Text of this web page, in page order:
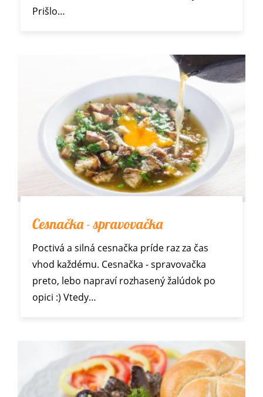
Prišlo…
Cesnačka - spravovačka
Poctivá a silná cesnačka príde raz za čas
vhod každému. Cesnačka - spravovačka
preto, lebo napraví rozhasený žalúdok po
opici :) Vtedy…